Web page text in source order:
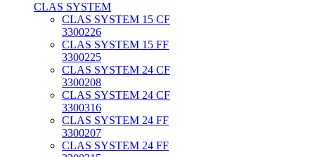
CLAS SYSTEM
CLAS SYSTEM 15 CF
3300226
CLAS SYSTEM 15 FF
3300225
CLAS SYSTEM 24 CF
3300208
CLAS SYSTEM 24 CF
3300316
CLAS SYSTEM 24 FF
3300207
CLAS SYSTEM 24 FF